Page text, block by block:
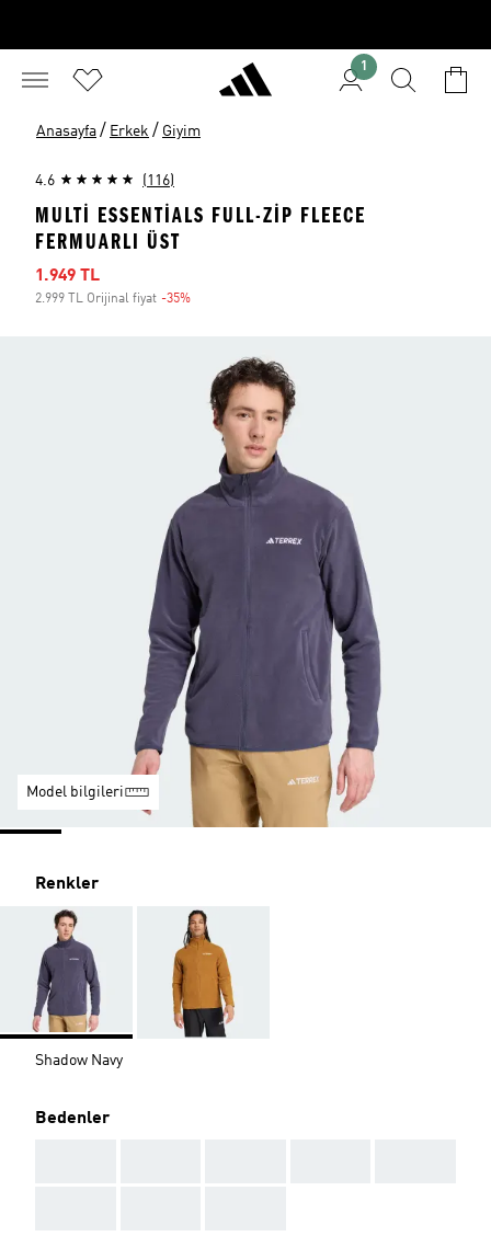
1
Anasayfa / Erkek / Giyim
4.6 (116)
MULTI ESSENTIALS FULL-ZIP FLEECE
FERMUARLI ÜST
İndirimli fiyat
1.949 TL
2.999 TL Orijinal fiyat -35%
Model bilgileri
Renkler
Shadow Navy
Bedenler